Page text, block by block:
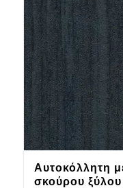
Αυτοκόλλητη
σκούρου